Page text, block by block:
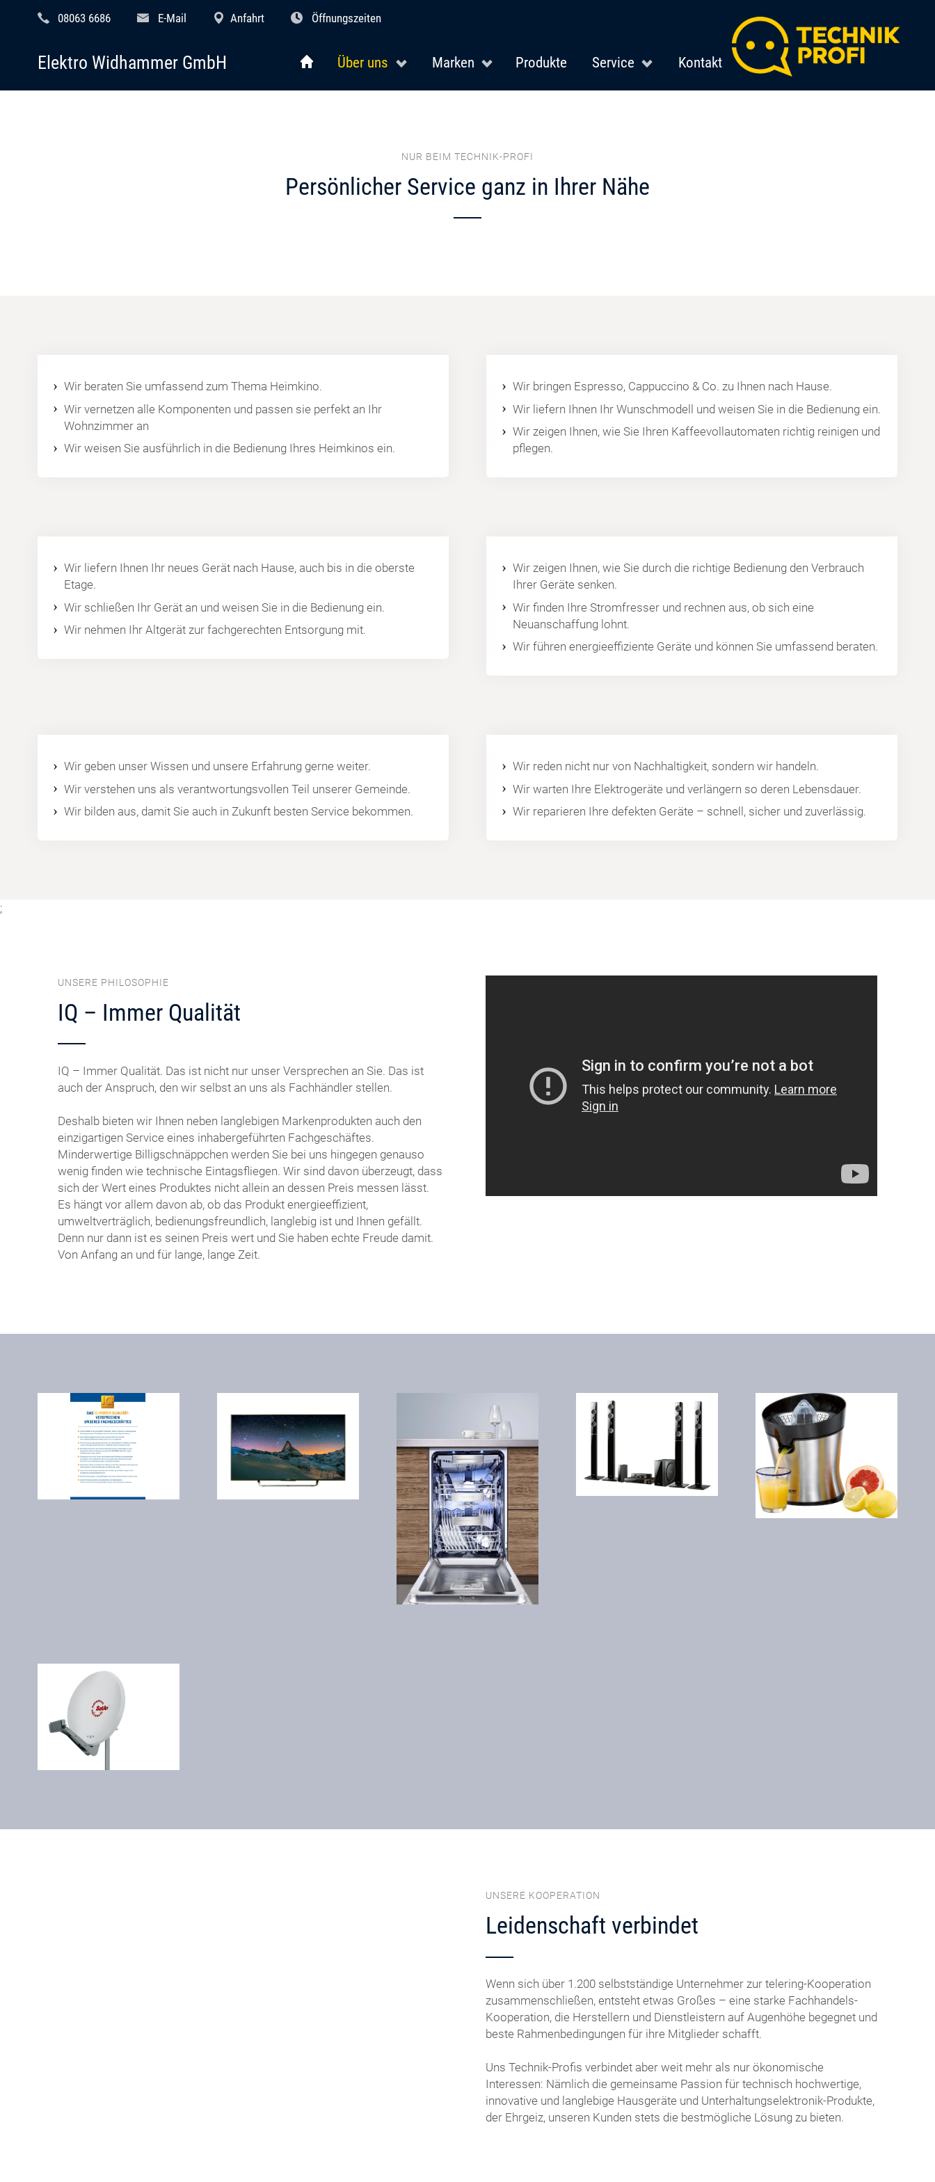
08063 6686 E-Mail Anfahrt Öffnungszeiten
Über uns Marken Produkte Service Kontakt
Elektro Widhammer GmbH
NUR BEIM TECHNIK-PROFI
Persönlicher Service ganz in Ihrer Nähe
Wir beraten Sie umfassend zum Thema Heimkino.
Wir vernetzen alle Komponenten und passen sie perfekt an Ihr
Wohnzimmer an
Wir weisen Sie ausführlich in die Bedienung Ihres Heimkinos ein.
Wir bringen Espresso, Cappuccino & Co. zu Ihnen nach Hause.
Wir liefern Ihnen Ihr Wunschmodell und weisen Sie in die Bedienung ein.
Wir zeigen Ihnen, wie Sie Ihren Kaffeevollautomaten richtig reinigen und
pflegen.
Wir liefern Ihnen Ihr neues Gerät nach Hause, auch bis in die oberste
Etage.
Wir schließen Ihr Gerät an und weisen Sie in die Bedienung ein.
Wir nehmen Ihr Altgerät zur fachgerechten Entsorgung mit.
Wir zeigen Ihnen, wie Sie durch die richtige Bedienung den Verbrauch
Ihrer Geräte senken.
Wir finden Ihre Stromfresser und rechnen aus, ob sich eine
Neuanschaffung lohnt.
Wir führen energieeffiziente Geräte und können Sie umfassend beraten.
Wir geben unser Wissen und unsere Erfahrung gerne weiter.
Wir verstehen uns als verantwortungsvollen Teil unserer Gemeinde.
Wir bilden aus, damit Sie auch in Zukunft besten Service bekommen.
Wir reden nicht nur von Nachhaltigkeit, sondern wir handeln.
Wir warten Ihre Elektrogeräte und verlängern so deren Lebensdauer.
Wir reparieren Ihre defekten Geräte – schnell, sicher und zuverlässig.
;
UNSERE PHILOSOPHIE
IQ – Immer Qualität
IQ – Immer Qualität. Das ist nicht nur unser Versprechen an Sie. Das ist
auch der Anspruch, den wir selbst an uns als Fachhändler stellen.
Deshalb bieten wir Ihnen neben langlebigen Markenprodukten auch den
einzigartigen Service eines inhabergeführten Fachgeschäftes.
Minderwertige Billigschnäppchen werden Sie bei uns hingegen genauso
wenig finden wie technische Eintagsfliegen. Wir sind davon überzeugt, dass
sich der Wert eines Produktes nicht allein an dessen Preis messen lässt.
Es hängt vor allem davon ab, ob das Produkt energieeffizient,
umweltverträglich, bedienungsfreundlich, langlebig ist und Ihnen gefällt.
Denn nur dann ist es seinen Preis wert und Sie haben echte Freude damit.
Von Anfang an und für lange, lange Zeit.
UNSERE KOOPERATION
Leidenschaft verbindet
Wenn sich über 1.200 selbstständige Unternehmer zur telering-Kooperation
zusammenschließen, entsteht etwas Großes – eine starke Fachhandels-
Kooperation, die Herstellern und Dienstleistern auf Augenhöhe begegnet und
beste Rahmenbedingungen für ihre Mitglieder schafft.
Uns Technik-Profis verbindet aber weit mehr als nur ökonomische
Interessen: Nämlich die gemeinsame Passion für technisch hochwertige,
innovative und langlebige Hausgeräte und Unterhaltungselektronik-Produkte,
der Ehrgeiz, unseren Kunden stets die bestmögliche Lösung zu bieten.